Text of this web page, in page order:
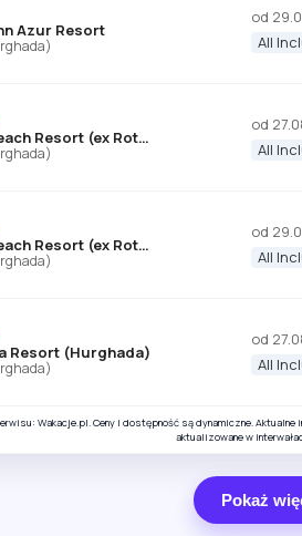
Azur Resort
od
All
Coral Beach Resort (ex Rotana)
od
All
Coral Beach Resort (ex Rotana)
od
All
Resort (Hurghada)
od
All
Wakacje.pl. Ceny i dostępność są dynamiczne.
aktualizowane w
Pokaż